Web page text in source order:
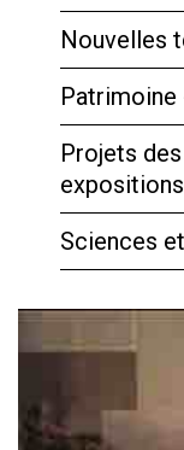
Nouvelles
Projets
Sciences